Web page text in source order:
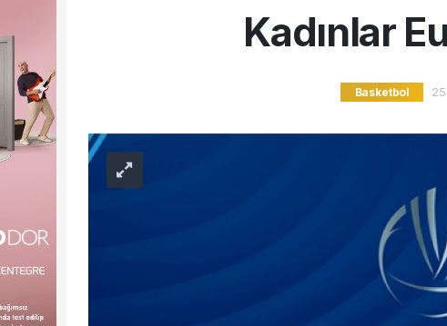
Kadınlar
Basketbol